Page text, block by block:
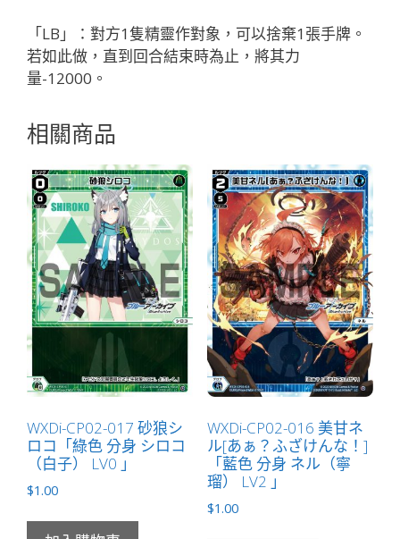
ル
ア
カ
（蔚
檔
LV2
有
LB」
數
量
「LB」：對方1隻精靈作對象，可以捨棄1張手牌。
若如此做，直到回合結束時為止，將其力
量-12000。
相關商品
WXDi-CP02-017 砂狼シ
ロコ「綠色 分身 シロコ
（白子） LV0 」
$1.00
WXDi-CP02-016 美甘ネ
ル[あぁ？ふざけんな！]
「藍色 分身 ネル（寧
瑠） LV2 」
$1.00